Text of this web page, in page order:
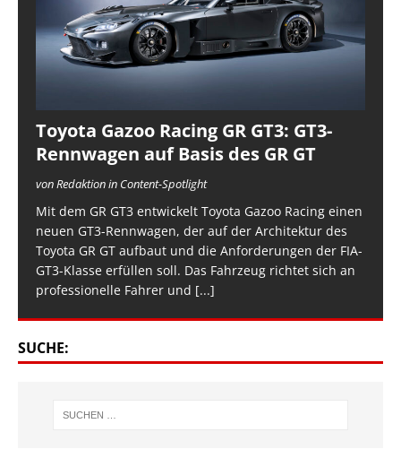
Toyota Gazoo Racing GR GT3: GT3-
Rennwagen auf Basis des GR GT
von Redaktion in Content-Spotlight
Mit dem GR GT3 entwickelt Toyota Gazoo Racing einen
neuen GT3-Rennwagen, der auf der Architektur des
Toyota GR GT aufbaut und die Anforderungen der FIA-
GT3-Klasse erfüllen soll. Das Fahrzeug richtet sich an
professionelle Fahrer und [...]
SUCHE: